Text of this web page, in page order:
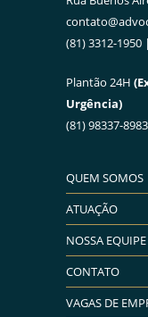
(81) 3312-1950
Plantão 24H
Urgência)
(81) 98337-8983
QUEM SOMOS
ATUAÇÃO
NOSSA EQUIPE
CONTATO
VAGAS DE